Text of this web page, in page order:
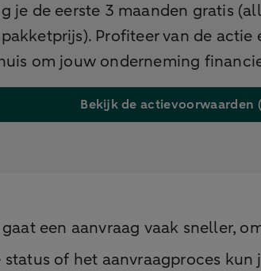
je de eerste 3 maanden gratis
Profiteer van de actie
om jouw onderneming
Bekijk de actievoorwaarden
een aanvraag vaak sneller,
of het aanvraagproces